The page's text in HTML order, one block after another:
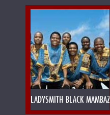
LADYSMITH BLACK MAMBAZO